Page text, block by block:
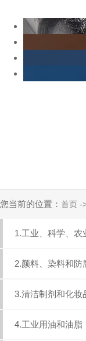
您当前的位置： 首页 -
1.工业、科学、农
2.颜料、染料和防
3.清洁制剂和化妆
4.工业用油和油脂